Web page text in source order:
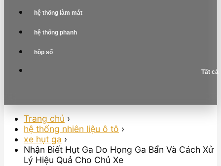
hệ thống làm mát
hệ thống phanh
hộp số
Tất cả
Trang chủ ›
hệ thống nhiên liệu ô tô ›
xe hụt ga ›
Nhận Biết Hụt Ga Do Họng Ga Bẩn Và Cách Xử
Lý Hiệu Quả Cho Chủ Xe